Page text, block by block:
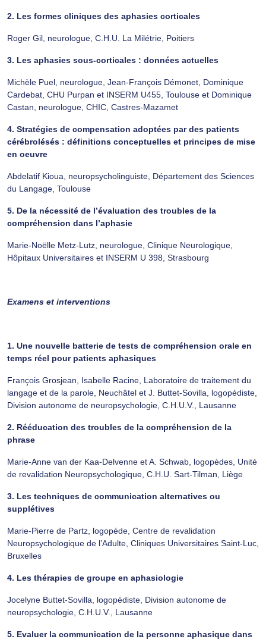
2. Les formes cliniques des aphasies corticales
Roger Gil, neurologue, C.H.U. La Milétrie, Poitiers
3. Les aphasies sous-corticales : données actuelles
Michèle Puel, neurologue, Jean-François Démonet, Dominique
Cardebat, CHU Purpan et INSERM U455, Toulouse et Dominique
Castan, neurologue, CHIC, Castres-Mazamet
4. Stratégies de compensation adoptées par des patients
cérébrolésés : définitions conceptuelles et principes de mise
en oeuvre
Abdelatif Kioua, neuropsycholinguiste, Département des Sciences
du Langage, Toulouse
5. De la nécessité de l’évaluation des troubles de la
compréhension dans l’aphasie
Marie-Noëlle Metz-Lutz, neurologue, Clinique Neurologique,
Hôpitaux Universitaires et INSERM U 398, Strasbourg
Examens et interventions
1. Une nouvelle batterie de tests de compréhension orale en
temps réel pour patients aphasiques
François Grosjean, Isabelle Racine, Laboratoire de traitement du
langage et de la parole, Neuchâtel et J. Buttet-Sovilla, logopédiste,
Division autonome de neuropsychologie, C.H.U.V., Lausanne
2. Rééducation des troubles de la compréhension de la
phrase
Marie-Anne van der Kaa-Delvenne et A. Schwab, logopèdes, Unité
de revalidation Neuropsychologique, C.H.U. Sart-Tilman, Liège
3. Les techniques de communication alternatives ou
supplétives
Marie-Pierre de Partz, logopède, Centre de revalidation
Neuropsychologique de l’Adulte, Cliniques Universitaires Saint-Luc,
Bruxelles
4. Les thérapies de groupe en aphasiologie
Jocelyne Buttet-Sovilla, logopédiste, Division autonome de
neuropsychologie, C.H.U.V., Lausanne
5. Evaluer la communication de la personne aphasique dans